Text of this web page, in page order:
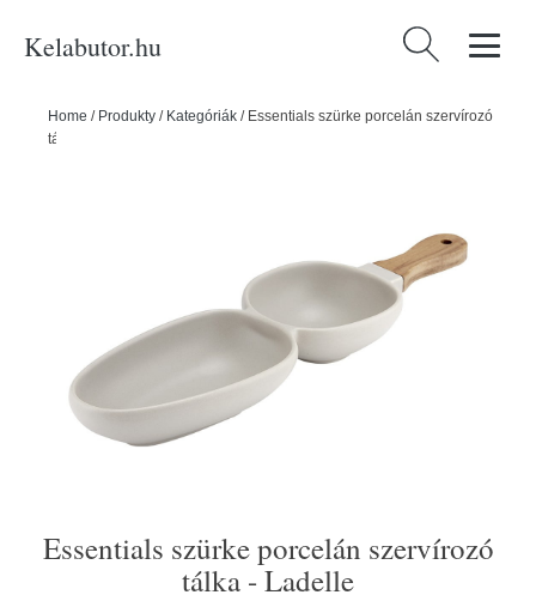
Kelabutor.hu Keresés:
Home / Produkty / Kategóriák / Essentials szürke porcelán szervírozó
tálka - Ladelle
Essentials szürke porcelán szervírozó
tálka - Ladelle